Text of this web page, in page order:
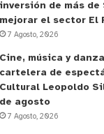
con el cual
a los
perimetral.
con el
inversión de más
mejorar el sector El
7 Agosto, 2026
Cine, música y
cartelera de
Cultural Leopoldo
de agosto
7 Agosto, 2026